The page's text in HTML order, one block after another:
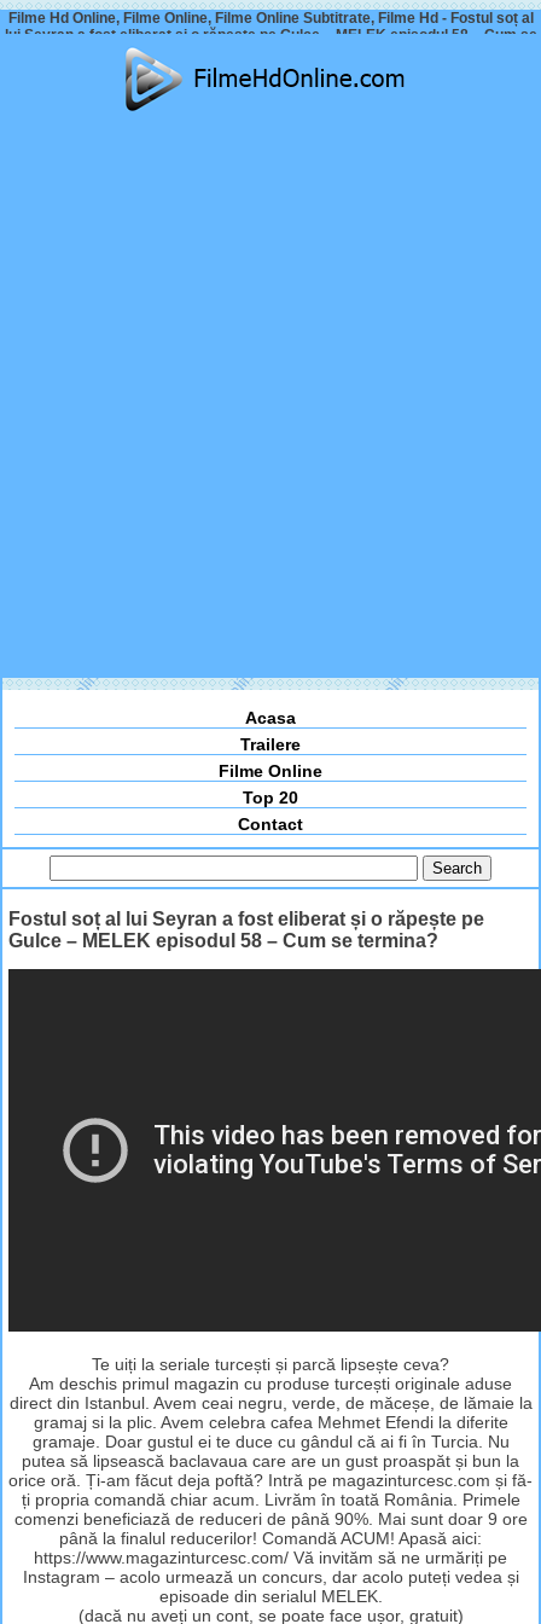
Filme Hd Online, Filme Online, Filme Online Subtitrate, Filme Hd - Fostul soț al
lui Seyran a fost eliberat și o răpește pe Gulce – MELEK episodul 58 – Cum se
Acasa
Trailere
Filme Online
Top 20
Contact
Fostul soț al lui Seyran a fost eliberat și o răpește pe
Gulce – MELEK episodul 58 – Cum se termina?
Te uiți la seriale turcești și parcă lipsește ceva?
Am deschis primul magazin cu produse turcești originale aduse
direct din Istanbul. Avem ceai negru, verde, de măceșe, de lămaie la
gramaj si la plic. Avem celebra cafea Mehmet Efendi la diferite
gramaje. Doar gustul ei te duce cu gândul că ai fi în Turcia. Nu
putea să lipsească baclavaua care are un gust proaspăt și bun la
orice oră. Ți-am făcut deja poftă? Intră pe magazinturcesc.com și fă-
ți propria comandă chiar acum. Livrăm în toată România. Primele
comenzi beneficiază de reduceri de până 90%. Mai sunt doar 9 ore
până la finalul reducerilor! Comandă ACUM! Apasă aici:
https://www.magazinturcesc.com/ Vă invităm să ne urmăriți pe
Instagram – acolo urmează un concurs, dar acolo puteți vedea și
episoade din serialul MELEK.
(dacă nu aveți un cont, se poate face ușor, gratuit)